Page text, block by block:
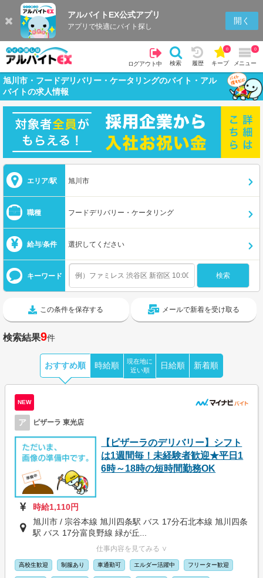
アルバイトEX公式アプリ
アプリで快適にバイト探し
開く
ログアウト中 検索 履歴 キープ
0
メニュー
0
旭川市・フードデリバリー・ケータリングのバイト・アル
バイトの求人情報
エリア/駅 旭川市
職種 フードデリバリー・ケータリング
給与/条件 選択してください
キーワード
この条件を保存する メールで新着を受け取る
検索結果9件
おすすめ順 時給順
現在地に
近い順
日給順 新着順
NEW
ア ピザーラ 東光店
【ピザーラのデリバリー】シフト
は1週間毎！未経験者歓迎★平日1
6時～18時の短時間勤務OK
時給1,110円
旭川市 / 宗谷本線 旭川四条駅 バス 17分石北本線 旭川四条
駅 バス 17分富良野線 緑が丘...
仕事内容を見てみる ∨
高校生歓迎 制服あり 車通勤可 エルダー活躍中 フリーター歓迎